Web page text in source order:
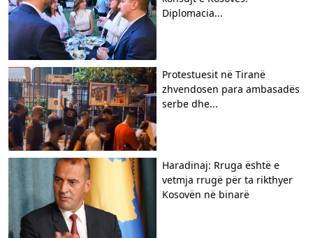
Diplomacia...
Protestuesit në Tiranë
zhvendosen para ambasadës
serbe dhe...
Haradinaj: Rruga është e
vetmja rrugë për ta rikthyer
Kosovën në binarë